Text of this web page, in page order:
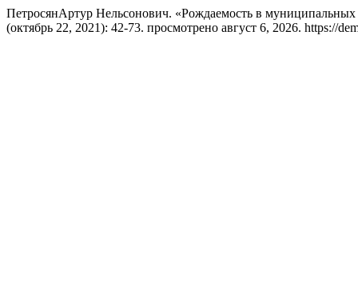
ПетросянАртур Нельсонович. «Рождаемость в муниципальных
(октябрь 22, 2021): 42-73. просмотрено август 6, 2026. https://